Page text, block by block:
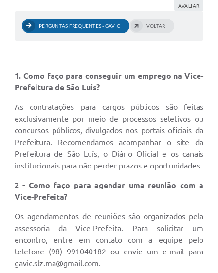
AVALIAR
PERGUNTAS FREQUENTES - GAVIC VOLTAR
1. Como faço para conseguir um emprego na Vice-
Prefeitura de São Luís?
As contratações para cargos públicos são feitas
exclusivamente por meio de processos seletivos ou
concursos públicos, divulgados nos portais oficiais da
Prefeitura. Recomendamos acompanhar o site da
Prefeitura de São Luís, o Diário Oficial e os canais
institucionais para não perder prazos e oportunidades.
2 - Como faço para agendar uma reunião com a
Vice-Prefeita?
Os agendamentos de reuniões são organizados pela
assessoria da Vice-Prefeita. Para solicitar um
encontro, entre em contato com a equipe pelo
telefone (98) 991040182 ou envie um e-mail para
gavic.slz.ma@gmail.com.